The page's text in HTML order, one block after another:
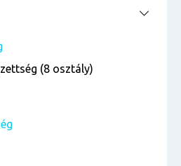
(8 osztály)